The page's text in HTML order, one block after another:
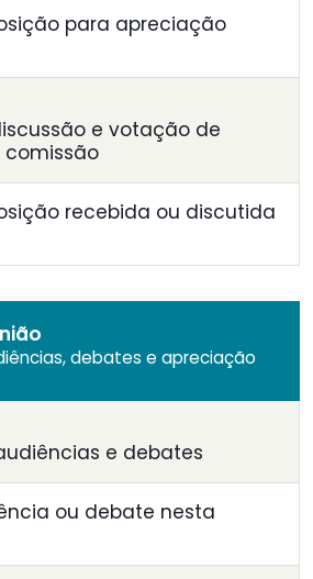
para apreciação
e votação de
comissão
recebida ou discutida
debates e apreciação
e debates
ou debate nesta